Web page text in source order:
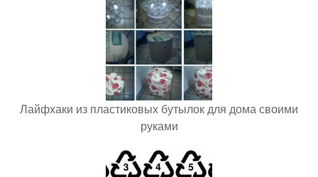
Лайфхаки из пластиковых бутылок для дома своими
руками